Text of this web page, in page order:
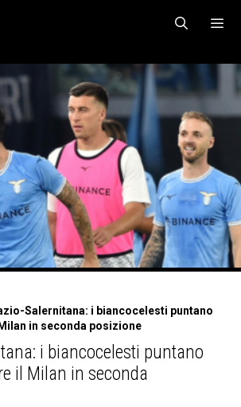
MENU
Salernitana: i biancocelesti puntano
in seconda posizione
i biancocelesti puntano
il Milan in seconda